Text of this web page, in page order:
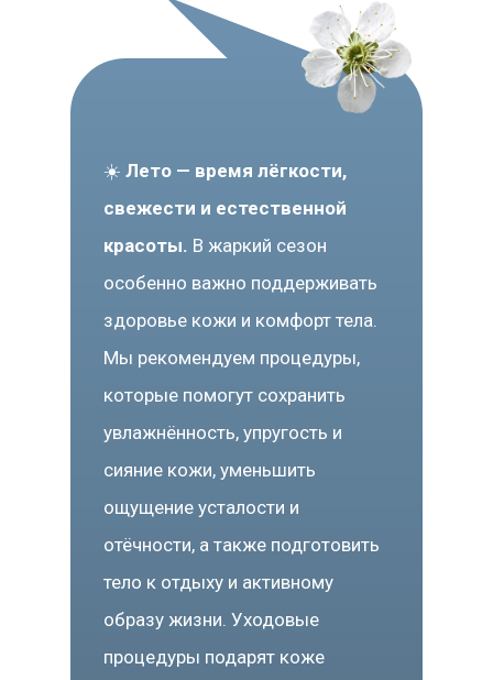
☀️ Лето — время лёгкости,
свежести и естественной
красоты. В жаркий сезон
особенно важно поддерживать
здоровье кожи и комфорт тела.
Мы рекомендуем процедуры,
которые помогут сохранить
увлажнённость, упругость и
сияние кожи, уменьшить
ощущение усталости и
отёчности, а также подготовить
тело к отдыху и активному
образу жизни. Уходовые
процедуры подарят коже